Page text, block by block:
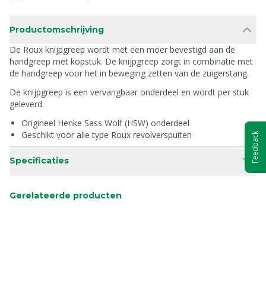
Productomschrijving
De Roux knijpgreep wordt met een moer bevestigd aan de
handgreep met kopstuk. De knijpgreep zorgt in combinatie met
de handgreep voor het in beweging zetten van de zuigerstang.
De knijpgreep is een vervangbaar onderdeel en wordt per stuk
geleverd.
Origineel Henke Sass Wolf (HSW) onderdeel
Geschikt voor alle type Roux revolverspuiten
Specificaties
Gerelateerde producten
Feedback